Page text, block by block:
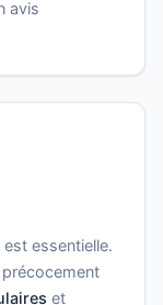
avis
est essentielle.
et